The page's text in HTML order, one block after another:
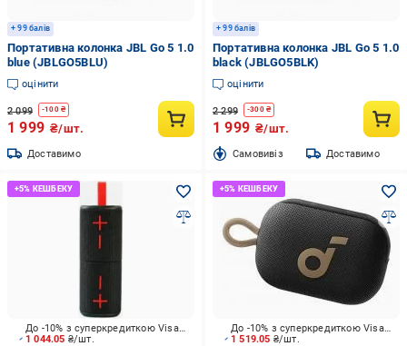
+ 99 балів
Портативна колонка JBL Go 5 1.0
blue (JBLGO5BLU)
оцінити
2 099 -100₴
1 999 ₴/шт.
Доставимо
+ 99 балів
Портативна колонка JBL Go 5 1.0
black (JBLGO5BLK)
оцінити
2 299 -300₴
1 999 ₴/шт.
Cамовивіз Доставимо
1 044.05 ₴/шт.
До -10% з суперкредиткою Visa Вигода
1 519.05 ₴/шт.
До -10% з суперкредиткою Visa Вигода